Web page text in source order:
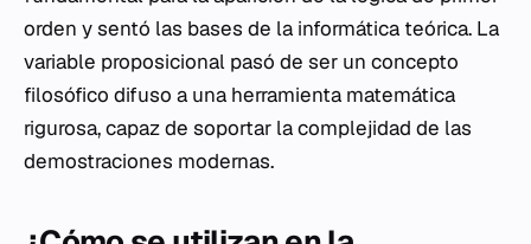
orden y sentó las bases de la informática teórica. La
variable proposicional pasó de ser un concepto
filosófico difuso a una herramienta matemática
rigurosa, capaz de soportar la complejidad de las
demostraciones modernas.